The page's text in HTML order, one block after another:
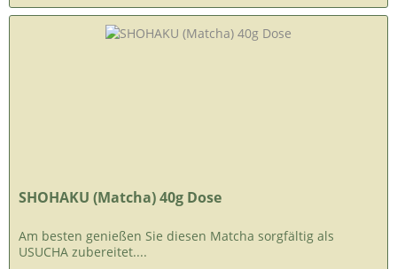
SHOHAKU (Matcha) 40g Dose
Am besten genießen Sie diesen Matcha sorgfältig als
USUCHA zubereitet....